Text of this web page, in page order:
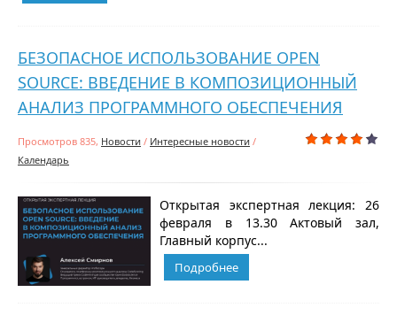
БЕЗОПАСНОЕ ИСПОЛЬЗОВАНИЕ OPEN
SOURCE: ВВЕДЕНИЕ В КОМПОЗИЦИОННЫЙ
АНАЛИЗ ПРОГРАММНОГО ОБЕСПЕЧЕНИЯ
Просмотров 835, Новости / Интересные новости /
Календарь
Открытая экспертная лекция: 26
февраля в 13.30 Актовый зал,
Главный корпус...
Подробнее